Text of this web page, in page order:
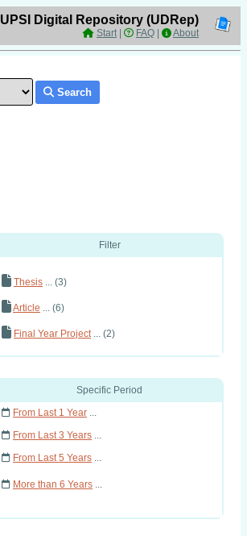
UPSI Digital Repository (UDRep)
Start| FAQ About
Search
Filter
Thesis ... (3)
Article ... (6)
Final Year Project... (2)
Specific Period
From Last 1 Year ...
From Last 3 Years ...
From Last 5 Years ...
More than 6 Years ...